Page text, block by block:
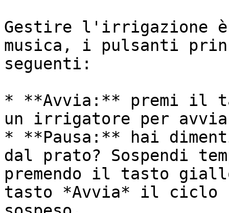
Gestire l'irrigazione è
musica, i pulsanti
seguenti:
* **Avvia:** premi il
un irrigatore per
* **Pausa:** hai
dal prato? Sospendi
premendo il tasto
tasto *Avvia* il ciclo